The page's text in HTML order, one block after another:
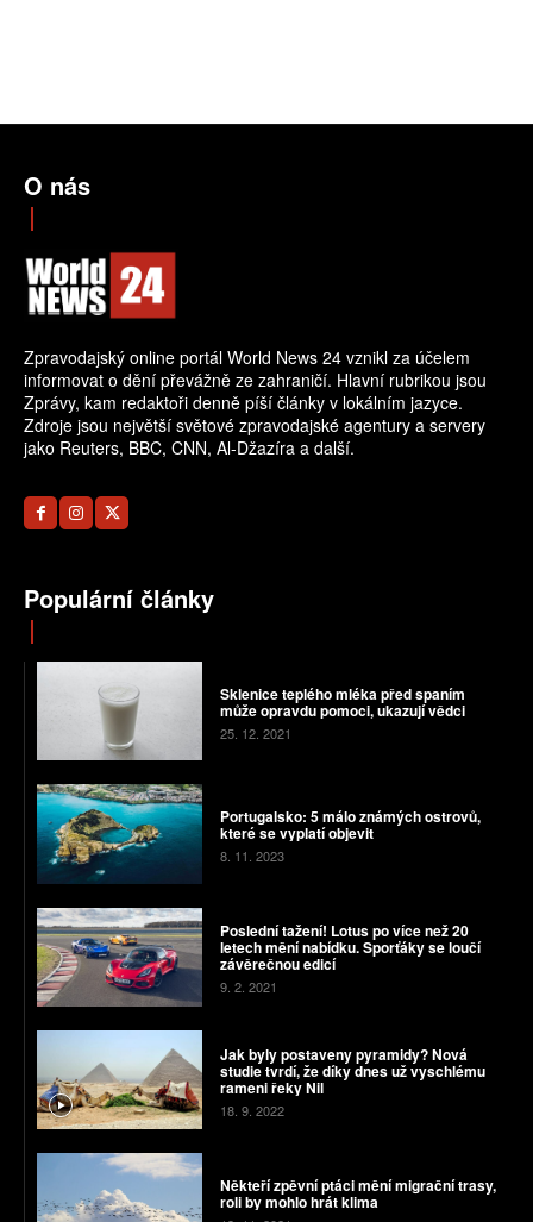
O nás
Zpravodajský online portál World News 24 vznikl za účelem
informovat o dění převážně ze zahraničí. Hlavní rubrikou jsou
Zprávy, kam redaktoři denně píší články v lokálním jazyce.
Zdroje jsou největší světové zpravodajské agentury a servery
jako Reuters, BBC, CNN, Al-Džazíra a další.
Populární články
Sklenice teplého mléka před spaním
může opravdu pomoci, ukazují vědci
25. 12. 2021
Portugalsko: 5 málo známých ostrovů,
které se vyplatí objevit
8. 11. 2023
Poslední tažení! Lotus po více než 20
letech mění nabídku. Sporťáky se loučí
závěrečnou edicí
9. 2. 2021
Jak byly postaveny pyramidy? Nová
studie tvrdí, že díky dnes už vyschlému
rameni řeky Nil
18. 9. 2022
Někteří zpěvní ptáci mění migrační trasy,
roli by mohlo hrát klima